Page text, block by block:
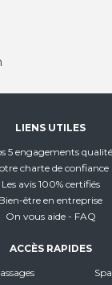
LIENS UTILES
5 engagements qualité
charte de confiance
Les avis 100% certifiés
Bien-être en entreprise
On vous aide - FAQ
ACCÈS RAPIDES